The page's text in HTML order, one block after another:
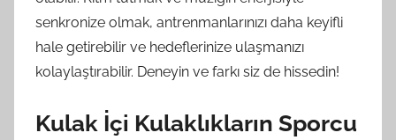
senkronize olmak, antrenmanlarınızı daha keyifli
hale getirebilir ve hedeflerinize ulaşmanızı
kolaylaştırabilir. Deneyin ve farkı siz de hissedin!
Kulak İçi Kulaklıkların Sporcu